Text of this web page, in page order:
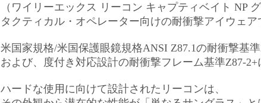
（ワイリーエックス リーコン キャプティベイト NP グ
タクティカル・オペレーター向けの耐衝撃アイウェア
米国家規格/米国保護眼鏡規格ANSI Z87.1の耐衝撃基準
および、度付き対応設計の耐衝撃フレーム基準Z87-2+
ハードな使用に向けて設計されたリーコンは、